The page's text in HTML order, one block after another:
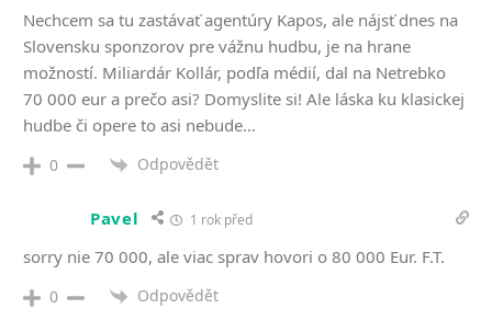
Nechcem sa tu zastávať agentúry Kapos, ale nájsť dnes na
Slovensku sponzorov pre vážnu hudbu, je na hrane
možností. Miliardár Kollár, podľa médií, dal na Netrebko
70 000 eur a prečo asi? Domyslite si! Ale láska ku klasickej
hudbe či opere to asi nebude…
0 Odpovědět
Pavel 1 rok před
sorry nie 70 000, ale viac sprav hovori o 80 000 Eur. F.T.
0 Odpovědět